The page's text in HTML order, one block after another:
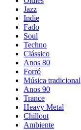
Jazz
Indie
Fado
Soul
Techno
Clássico
Anos 80
Forró
Música tradicional
Anos 90
Trance
Heavy Metal
Chillout
Ambiente